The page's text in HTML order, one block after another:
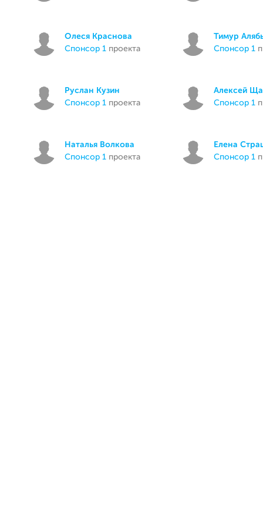
Олеся Краснова
спонсор 1 проекта
Тимур
спонсор 1
Руслан Кузин
спонсор 1 проекта
Алексей
спонсор 1
Наталья Волкова
спонсор 1 проекта
Елена
спонсор 1